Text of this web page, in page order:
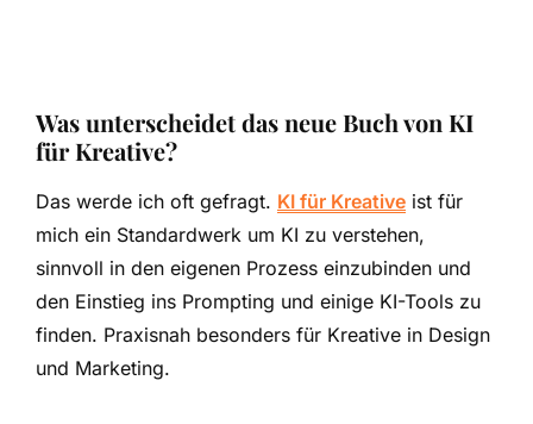
Was unterscheidet das neue Buch von KI
für Kreative?
Das werde ich oft gefragt. KI für Kreative ist für
mich ein Standardwerk um KI zu verstehen,
sinnvoll in den eigenen Prozess einzubinden und
den Einstieg ins Prompting und einige KI-Tools zu
finden. Praxisnah besonders für Kreative in Design
und Marketing.